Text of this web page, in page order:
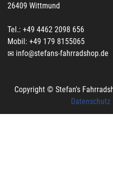
26409 Wittmund
Tel.: +49 4462 2098 656
Mobil: +49 179 8155065
info@stefans-fahrradshop.de
Copyright © Stefan's
Datenschutz